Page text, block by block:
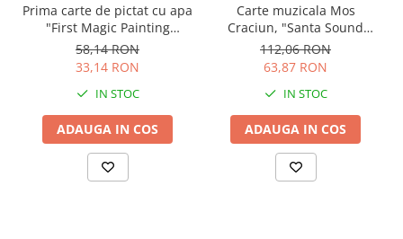
Prima carte de pictat cu apa
"First Magic Painting
Christmas", Usborne
58,14 RON
33,14 RON
IN STOC
ADAUGA IN COS
Carte muzicala Mos
Craciun, "Santa Sound
Book", cartonata, Usborne
112,06 RON
63,87 RON
IN STOC
ADAUGA IN COS